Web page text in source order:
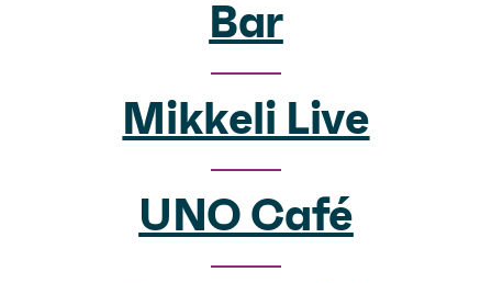
Bar
Mikkeli Live
UNO Café